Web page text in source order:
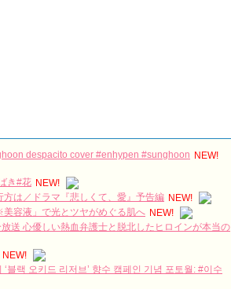
despacito cover #enhypen #sunghoon NEW!
き#花 NEW!
は／ドラマ『悲しくて、愛』予告編 NEW!
容液」で光とツヤがめぐる肌へ NEW!
送 心優しい熱血弁護士と脱北したヒロインが本当の
NEW!
랙 오키드 리저브’ 향수 캠페인 기념 포토월: #이수